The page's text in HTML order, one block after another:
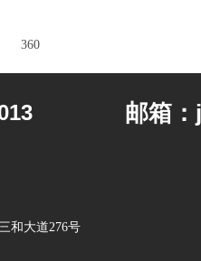
邮箱
和大道276号
360